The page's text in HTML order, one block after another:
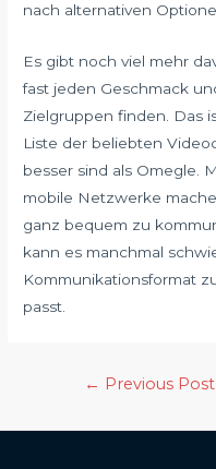
nach alternativen
Es gibt noch viel mehr
fast jeden Geschmack
Zielgruppen finden. Das
Liste der beliebten
besser sind als Omegle.
mobile Netzwerke
ganz bequem zu
kann es manchmal
Kommunikationsformat
passt.
← Previous Post